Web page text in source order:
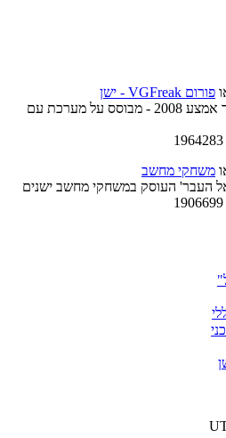
פורום VGFreak - ישן
פורום VGFreak הישן עד אמצע 2008 - מבוסס על מערכת עם
משחקי מחשב
העבר' העוסק במשחקי מחשב ישנים